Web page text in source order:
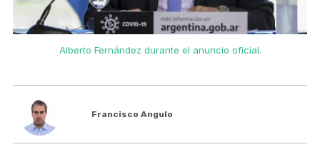
Alberto Fernández durante el anuncio oficial.
Francisco Angulo